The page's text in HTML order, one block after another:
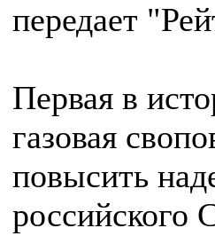
передает
Первая в
газовая
повысить
российского